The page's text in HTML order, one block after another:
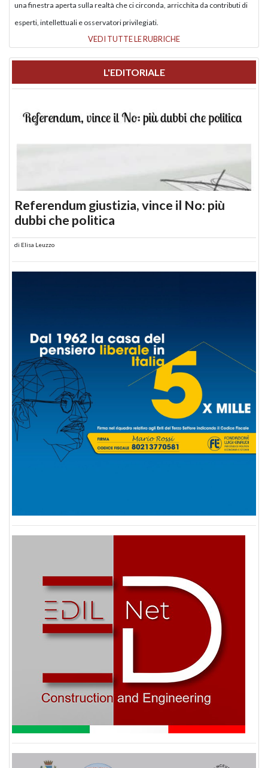
una finestra aperta sulla realtà che ci circonda, arricchita da contributi di
esperti, intellettuali e osservatori privilegiati.
VEDI TUTTE LE RUBRICHE
L'EDITORIALE
Referendum giustizia, vince il No: più
dubbi che politica
di Elisa Leuzzo